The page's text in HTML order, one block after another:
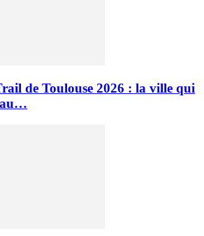
de Toulouse 2026 : la ville qui
au…